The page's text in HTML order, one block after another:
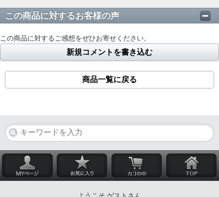
この商品に対するお客様の声
この商品に対するご感想をぜひお寄せください。
新規コメントを書き込む
商品一覧に戻る
ようこそ ゲストさん